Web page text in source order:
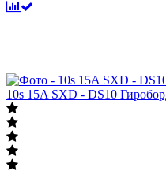
10s 15A SXD - DS10